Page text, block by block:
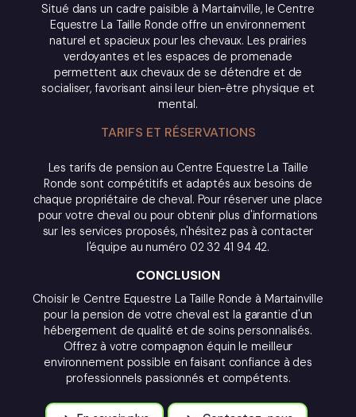
Situé dans un cadre paisible à Martainville, le Centre
Equestre La Taille Ronde offre un environnement
naturel et spacieux pour les chevaux. Les prairies
verdoyantes et les espaces de promenade
permettent aux chevaux de se détendre et de
socialiser, favorisant ainsi leur bien-être physique et
mental.
TARIFS ET RÉSERVATIONS
Les tarifs de pension au Centre Equestre La Taille
Ronde sont compétitifs et adaptés aux besoins de
chaque propriétaire de cheval. Pour réserver une place
pour votre cheval ou pour obtenir plus d'informations
sur les services proposés, n'hésitez pas à contacter
l'équipe au numéro 02 32 41 94 42.
CONCLUSION
Choisir le Centre Equestre La Taille Ronde à Martainville
pour la pension de votre cheval est la garantie d'un
hébergement de qualité et de soins personnalisés.
Offrez à votre compagnon équin le meilleur
environnement possible en faisant confiance à des
professionnels passionnés et compétents.